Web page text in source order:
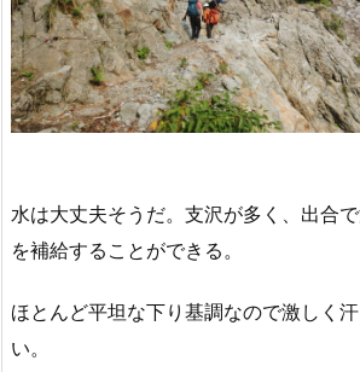
水は大丈夫そうだ。支沢が多く、出合
を補給することができる。
ほとんど平坦な下り基調なので激しく
い。